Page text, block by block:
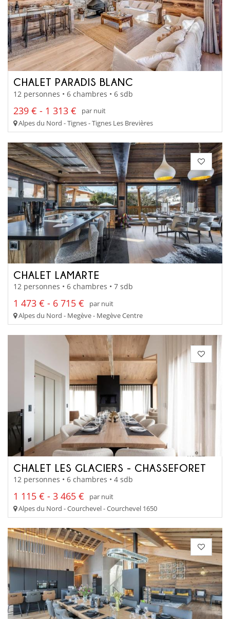
CHALET PARADIS BLANC
12 personnes • 6 chambres • 6 sdb
239 € - 1 313 €
par nuit
Alpes du Nord - Tignes - Tignes Les Brevières
CHALET LAMARTE
12 personnes • 6 chambres • 7 sdb
1 473 € - 6 715 €
par nuit
Alpes du Nord - Megève - Megève Centre
CHALET LES GLACIERS - CHASSEFORET
12 personnes • 6 chambres • 4 sdb
1 115 € - 3 465 €
par nuit
Alpes du Nord - Courchevel - Courchevel 1650